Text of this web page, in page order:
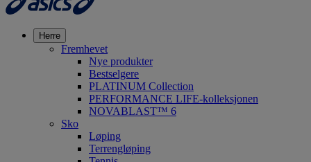
Herre
Fremhevet
Nye produkter
Bestselgere
PLATINUM Collection
PERFORMANCE LIFE-kolleksjonen
NOVABLAST™ 6
Sko
Løping
Terrengløping